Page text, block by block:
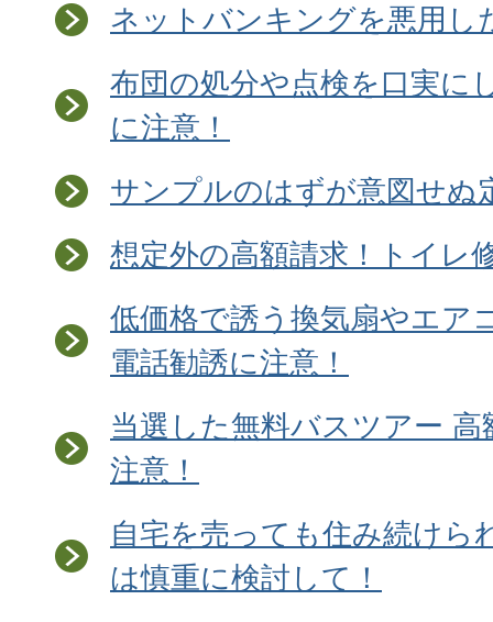
ネットバンキングを悪用し
布団の処分や点検を口実に
に注意！
サンプルのはずが意図せぬ
想定外の高額請求！トイレ
低価格で誘う換気扇やエア
電話勧誘に注意！
当選した無料バスツアー
注意！
自宅を売っても住み続けら
は慎重に検討して！